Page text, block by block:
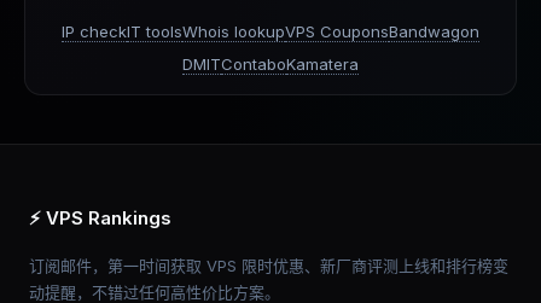
IP checkIT toolsWhois lookupVPS CouponsBandwagon
DMITContaboKamatera
⚡ VPS Rankings
订阅邮件，第一时间获取 VPS 限时优惠、新厂商评测上线和排行榜变
动提醒，不错过任何高性价比方案。